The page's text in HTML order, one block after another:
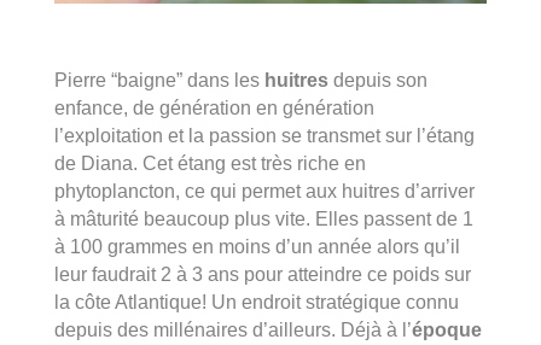
Pierre “baigne” dans les huitresdepuis son
enfance, de génération en génération
l’exploitation et la passion se transmet sur l’étang
de Diana. Cet étang est très riche en
phytoplancton, ce qui permet aux huitres d’arriver
à mâturité beaucoup plus vite. Elles passent de 1
à 100 grammes en moins d’un année alors qu’il
leur faudrait 2 à 3 ans pour atteindre ce poids sur
la côte Atlantique! Un endroit stratégique connu
depuis des millénaires d’ailleurs. Déjà à l’époque